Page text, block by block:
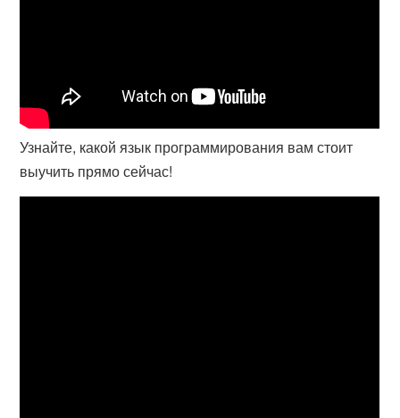
Узнайте, какой язык программирования вам стоит
выучить прямо сейчас!